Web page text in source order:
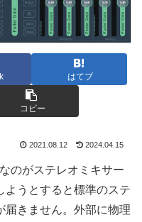
はてブ
コピー
2021.08.12 2024.04.15
のがステレオミキサー
ようとすると標準のステ
届きません。外部に物理